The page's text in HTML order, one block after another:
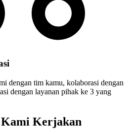
dengan tim kamu, kolaborasi dengan
dengan layanan pihak ke 3 yang
Kami Kerjakan